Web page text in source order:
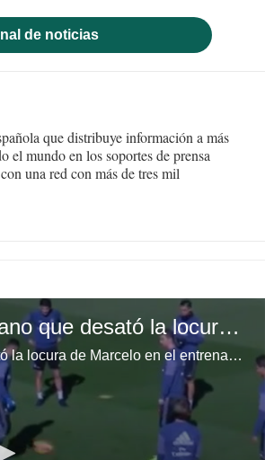
de noticias
que distribuye información a más
el mundo en los soportes de prensa
una red con más de tres mil
El túnel de Casemiro a Cristiano que desató la locura de Marcelo en el entrenamiento del Real Madrid
El túnel de Casemiro a Cristiano que desató la locura de Marcelo en el entrenamiento del Real Madrid